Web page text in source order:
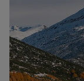
povahy. V